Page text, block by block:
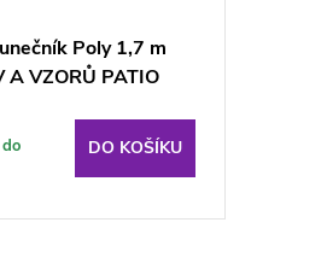
Poly 1,7 m
A VZORŮ PATIO
DO KOŠÍKU